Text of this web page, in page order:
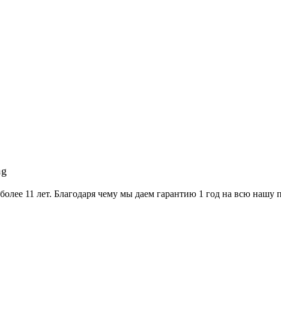
11 лет. Благодаря чему мы даем гарантию 1 год на всю нашу